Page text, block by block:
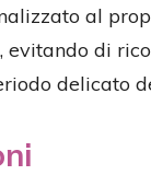
al
evitando di
delicato